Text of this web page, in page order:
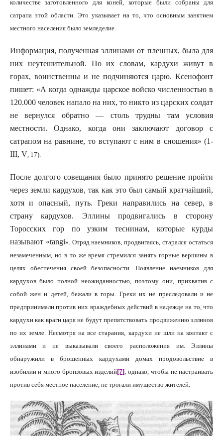
количестве заготовленного для коней, которые были собраны для
сатрапа этой области. Это указывает на то, что основным занятием
местного населения было земледелие.
Информация, полученная эллинами от пленных, была для
них неутешительной. По их словам, кардухи живут в
горах, воинственны и не подчиняются царю. Ксенофонт
пишет: «А когда однажды царское войско численностью в
120.000 человек напало на них, то никто из царских солдат
не вернулся обратно — столь трудны там условия
местности. Однако, когда они заключают договор с
сатрапом на равнине, то вступают с ним в сношения» (1-
III, V, 17).
После долгого совещания было принято решение пройти
через земли кардухов, так как это был самый кратчайший,
хотя и опасный, путь. Греки направились на север, в
страну кардухов. Эллины продвигались в сторону
Торосских гор по узким теснинам, которые курды
называют «tangi». Отряд наемников, продвигаясь, старался остаться
незамеченным, но в то же время стремился занять горные вершины в
целях обеспечения своей безопасности. Появление наемников для
кардухов было полной неожиданностью, поэтому они, прихватив с
собой жен и детей, бежали в горы. Греки их не преследовали и не
предпринимали против них враждебных действий в надежде на то, что
кардухи как враги царя не будут препятствовать продвижению эллинов
по их земле. Несмотря на все старания, кардухи не шли на контакт с
эллинами и не выказывали своего расположения им. Эллины
обнаружили в брошенных кардухами домах продовольствие в
изобилии и много бронзовых изделий[7] , однако, чтобы не настраивать
против себя местное население, не трогали имущество жителей.